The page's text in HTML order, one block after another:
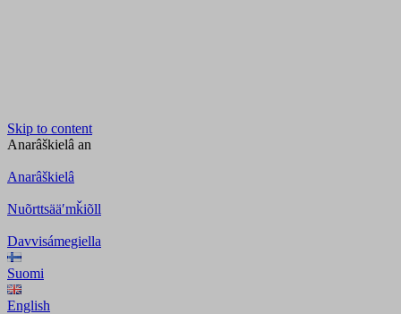
Skip to content
Anarâškielâ an
Anarâškielâ
Nuõrttsääʹmǩiõll
Davvisámegiella
Suomi
English